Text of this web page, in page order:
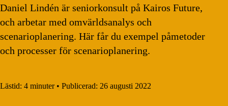
Daniel Lindén är seniorkonsult på Kairos Future,
och arbetar med omvärldsanalys och
scenarioplanering. Här får du exempel påmetoder
och processer för scenarioplanering.
Lästid: 4 minuter • Publicerad: 26 augusti 2022